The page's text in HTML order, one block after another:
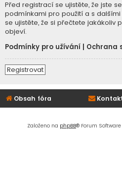
Před registrací se ujistěte, že jste
podmínkami pro použití a s
se ujistěte, že si přečtete jakákoliv
objeví.
Podmínky pro užívání
Ochrana
Registrovat
Obsah fóra
Založeno na phpBB® Forum